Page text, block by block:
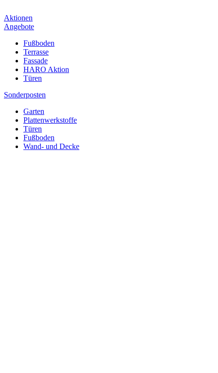
Aktionen
Angebote
Fußboden
Terrasse
Fassade
HARO Aktion
Türen
Sonderposten
Garten
Plattenwerkstoffe
Türen
Fußboden
Wand- und Decke